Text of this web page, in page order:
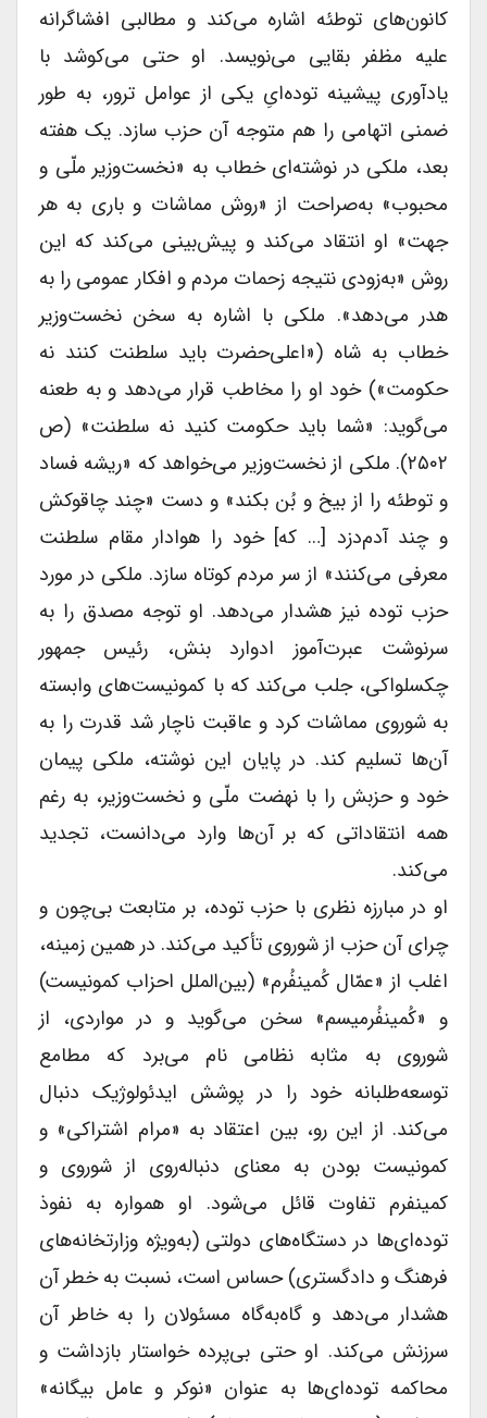
کانون‌های توطئه اشاره می‌کند و مطالبی افشاگرانه
علیه مظفر بقایی می‌نویسد. او حتی می‌کوشد با
یادآوری پیشینه توده‌ایِ یکی از عوامل ترور، به طور
ضمنی اتهامی را هم متوجه آن حزب سازد. یک هفته
بعد، ملکی در نوشته‌ای خطاب به «نخست‌وزیر ملّی و
محبوب» به‌صراحت از «روش مماشات و باری به هر
جهت» او انتقاد می‌کند و پیش‌بینی می‌کند که این
روش «به‌زودی نتیجه زحمات مردم و افکار عمومی را به
هدر می‌دهد». ملکی با اشاره به سخن نخست‌وزیر
خطاب به شاه («اعلی‌حضرت باید سلطنت کنند نه
حکومت») خود او را مخاطب قرار می‌دهد و به طعنه
می‌گوید: «شما باید حکومت کنید نه سلطنت» (ص
۲۵۰۲). ملکی از نخست‌وزیر می‌خواهد که «ریشه فساد
و توطئه را از بیخ و بُن بکند» و دست «چند چاقوکش
و چند آدم‌دزد [… که] خود را هوادار مقام سلطنت
معرفی می‌کنند» از سر مردم کوتاه سازد. ملکی در مورد
حزب توده نیز هشدار می‌دهد. او توجه مصدق را به
سرنوشت عبرت‌آموز ادوارد بنش، رئیس جمهور
چکسلواکی، جلب می‌کند که با کمونیست‌های وابسته
به شوروی مماشات کرد و عاقبت ناچار شد قدرت را به
آن‌ها تسلیم کند. در پایان این نوشته، ملکی پیمان
خود و حزبش را با نهضت ملّی و نخست‌وزیر، به رغم
همه انتقاداتی که بر آن‌ها وارد می‌دانست، تجدید
می‌کند.
او در مبارزه نظری با حزب توده، بر متابعت بی‌چون و
چرای آن حزب از شوروی تأکید می‌کند. در همین زمینه،
اغلب از «عمّال کُمینفُرم» (بین‌الملل احزاب کمونیست)
و «کُمینفُرمیسم» سخن می‌گوید و در مواردی، از
شوروی به مثابه نظامی نام می‌برد که مطامع
توسعه‌طلبانه خود را در پوشش ایدئولوژیک دنبال
می‌کند. از این رو، بین اعتقاد به «مرام اشتراکی» و
کمونیست بودن به معنای دنباله‌روی از شوروی و
کمینفرم تفاوت قائل می‌شود. او همواره به نفوذ
توده‌ای‌ها در دستگاه‌های دولتی (به‌ویژه وزارتخانه‌های
فرهنگ و دادگستری) حساس است، نسبت به خطر آن
هشدار می‌دهد و گاه‌به‌گاه مسئولان را به خاطر آن
سرزنش می‌کند. او حتی بی‌پرده خواستار بازداشت و
محاکمه توده‌ای‌ها به عنوان «نوکر و عامل بیگانه»